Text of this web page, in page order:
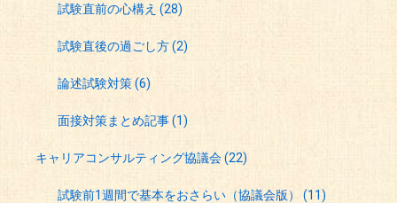
試験直前の心構え (28)
試験直後の過ごし方(2)
論述試験対策(6)
面接対策まとめ記事(1)
キャリアコンサルティング協議会(22)
試験前1週間で基本をおさらい（協議会版） (11)